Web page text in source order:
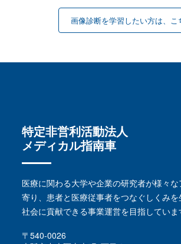
画像診断を学習したい方は、こ
特定非営利活動法人
メディカル指南車
医療に関わる大学や企業の研究者が様々
寄り、患者と医療従事者をつなぐしくみを
社会に貢献できる事業運営を目指していま
〒540-0026